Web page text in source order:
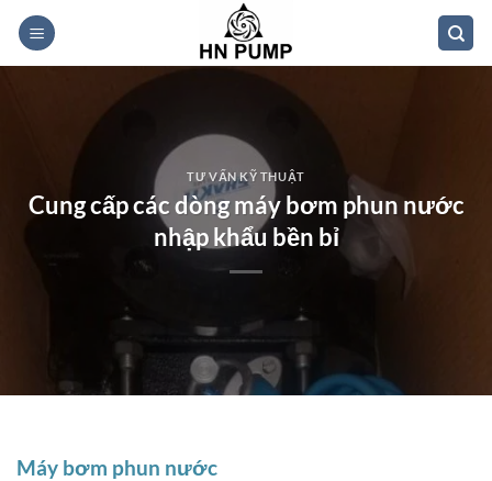
qua
nội
TƯ VẤN KỸ THUẬT
Cung cấp các dòng máy bơm phun nước
nhập khẩu bền bỉ
Máy bơm phun nước